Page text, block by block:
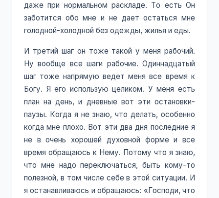
даже при нормальном раскладе. То есть Он
заботится обо мне и не дает остаться мне
голодной-холодной без одежды, жилья и еды.
И третий шаг он тоже такой у меня рабочий.
Ну вообще все шаги рабочие. Одиннадцатый
шаг тоже напрямую ведет меня все время к
Богу. Я его использую целиком. У меня есть
план на день, и дневные вот эти остановки-
паузы. Когда я не знаю, что делать, особенно
когда мне плохо. Вот эти два дня последние я
не в очень хорошей духовной форме и все
время обращаюсь к Нему. Потому что я знаю,
что мне надо переключаться, быть кому-то
полезной, в том числе себе в этой ситуации. И
я останавливаюсь и обращаюсь: «Господи, что